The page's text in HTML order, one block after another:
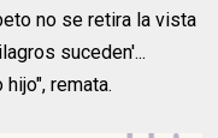
no se retira la vista
suceden'...
remata.